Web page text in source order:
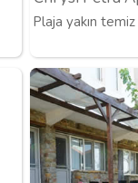
Plaja yakın